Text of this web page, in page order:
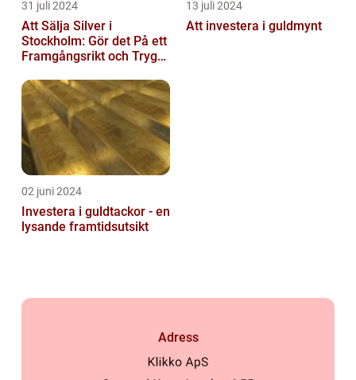
31 juli 2024
Att Sälja Silver i
Stockholm: Gör det På ett
Framgångsrikt och Tryggt
13 juli 2024
Att investera i guldmynt
02 juni 2024
Investera i guldtackor - en
lysande framtidsutsikt
Adress